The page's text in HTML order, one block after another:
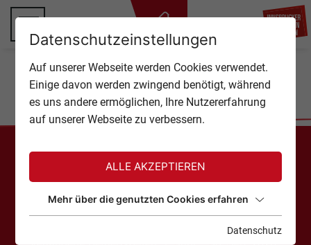
SCHLIESSEN
TOP OF INNSBRUCK
ANGEBOTE
GASTRONOMIE
TICKETS
Home Lifte & Pisten
AKTUELLE INFORMATIONEN
Ausflugsbetrieb:
Datenschutzeinstellungen
Auf unserer Webseite werden Cookies verwendet.
Einige davon werden zwingend benötigt, während
es uns andere ermöglichen, Ihre Nutzererfahrung
auf unserer Webseite zu verbessern.
ALLE AKZEPTIEREN
Mehr über die genutzten Cookies erfahren
Datenschutz